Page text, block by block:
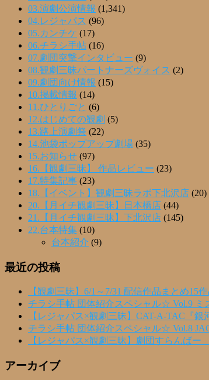
03.演劇公演情報 (1,341)
04.レジャパス (96)
05.カンチケ (17)
06.チラシ手帖 (16)
07.劇団突撃インタビュー (9)
08.観劇三昧パートナーズヴォイス (2)
09.劇団向け情報 (15)
10.掲載情報 (14)
11.ひとりごと (6)
12.はじめての観劇 (5)
13.路上演劇祭 (22)
14.池袋ポップアップ劇場 (35)
15.お知らせ (97)
16.【観劇三昧】 作品レビュー (23)
17.特集記事 (23)
18.【イベント】観劇三昧ラボ下北沢店 (20)
20.【月イチ観劇三昧】日本橋店 (44)
21.【月イチ観劇三昧】下北沢店 (145)
22.台本特集 (10)
台本紹介 (9)
最近の投稿
【観劇三昧】6/1～7/31 配信作品まとめ15
チラシ手帖 団体紹介スペシャル☆ Vol.9 ミ
【レジャパス×観劇三昧】CAT-A-TAC『銀
チラシ手帖 団体紹介スペシャル☆ Vol.8
【レジャパス×観劇三昧】劇団すらんばー
アーカイブ